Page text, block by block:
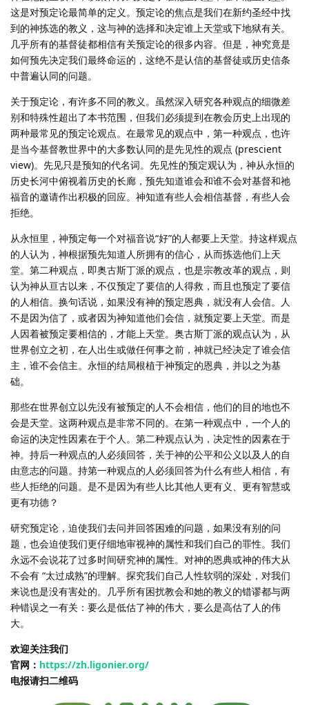
这是对预定论最简单的定义。预定论的焦点是我们在新约圣经中找
到的神拣选的教义，这与神的选择和决定谁上天堂或下地狱有关。
几乎所有的基督徒都相信有关预定论的很多内容。但是，神究竟是
如何预先决定我们最终命运的，这绝不是认信的基督徒或历史信条
中普遍认同的问题。
关于预定论，有许多不同的教义。虽然深入研究各种观点的细微差
别和特殊性超出了本书范围，但我们必须提到在教会历史上出现的
两种最常见的预定论观点。在最常见的观点中，第一种观点，也许
是当今基督教世界中的大多数认同的是先见性的观点 (prescient
view)。先见只是预知的代名词。先见性的预定观认为，神从永恒的
历史长河中俯视着历史的长廊，预先知道谁会和谁不会对基督和祂
福音的邀请作出积极的回应。神知道有些人会相信基督，有些人会
拒绝。
从永恒里，神预定每一个对福音说“好”的人都要上天堂。持这样观点
的人认为，神根据预先知道人所拥有的信心，从而拣选他们上天
堂。第二种观点，即奥古斯丁派的观点，也是宗教改革的观点，则
认为神从亘古以来，不仅预定了要信的人得救，而且也预定了要信
的人相信。换句话说，如果没有神的预定恩典，就没有人会信。人
不是因为信了，或者因为神知道他们会信，就预定要上天堂。而是
人因着被预定要相信的，才能上天堂。奥古斯丁派的观点认为，从
世界创立之初，在人出生或做任何事之前，神就已经决定了谁会信
主，谁不会信主。永恒的结局根植于神预定的恩典，并以之为基
础。
那些在世界创立以先没有被预定的人不会相信，他们的目的地也不
会是天堂。这两种观点是非常不同的。在第一种观点中，一个人的
命运的决定性因素在于个人。第二种观点认为，决定性的因素在于
神。持后一种观点的人必须回答，关于神的公平和公义以及人的自
由意志的问题。持第一种观点的人必须回答为什么有些人相信，有
些人拒绝的问题。是不是因为有些人比其他人更有义、更有智慧或
更有功德？
研究预定论，迫使我们去问并回答困难的问题，如果没有别的问
题，也会迫使我们更仔细地审视神的属性和我们自己的罪性。我们
永远不会说花了过多时间研究神的属性。对神的恩典或神的伟大从
不会有 “太过成熟”的理解。探究我们自己人性软弱的深处，对我们
来说也是没有害处的。几乎所有困扰教会和她的教义的错谬都与两
种错误之一有关：要么是低估了神的伟大，要么是高估了人的伟
大。
欢迎关注我们
官网： https://zh.ligonier.org/
电报请扫二维码